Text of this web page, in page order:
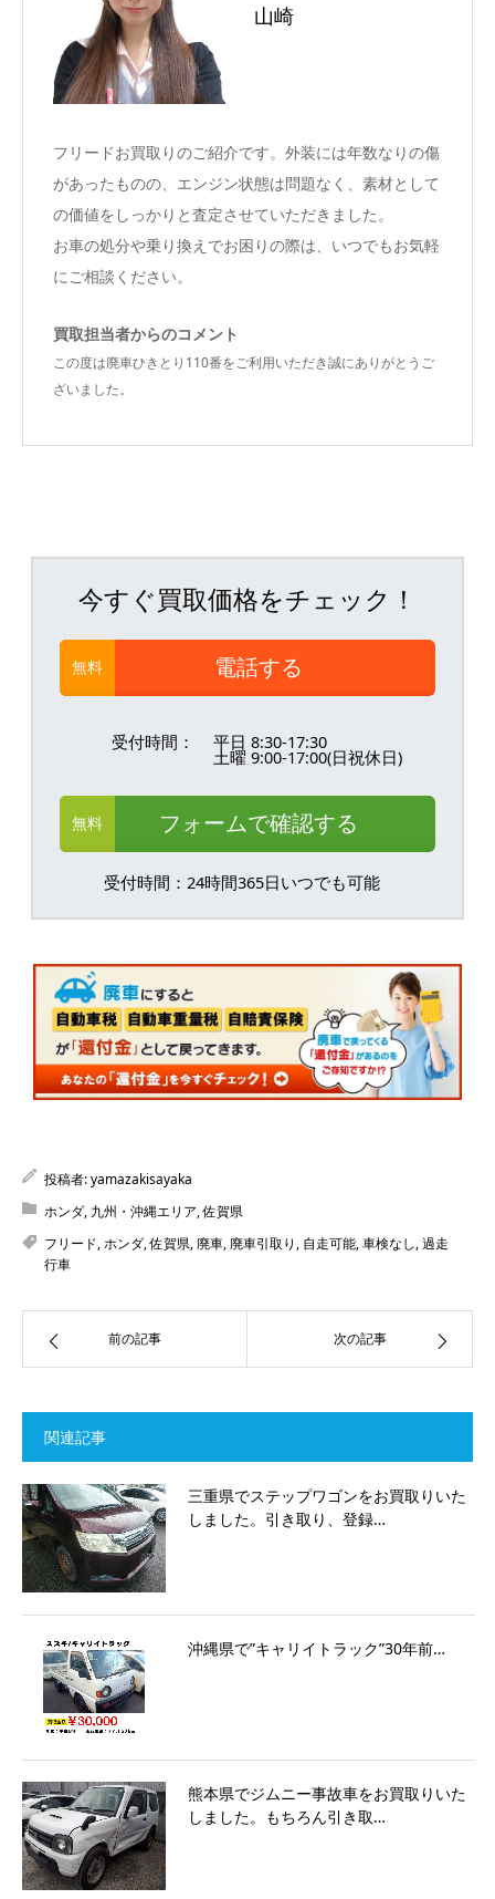
山崎
フリードお買取りのご紹介です。外装には年数なりの傷
があったものの、エンジン状態は問題なく、素材として
の価値をしっかりと査定させていただきました。
お車の処分や乗り換えでお困りの際は、いつでもお気軽
にご相談ください。
買取担当者からのコメント
この度は廃車ひきとり110番をご利用いただき誠にありがとうご
ざいました。
今すぐ買取価格をチェック！
無料 電話する
受付時間： 平日 8:30-17:30
土曜 9:00-17:00(日祝休日)
無料 フォームで確認する
受付時間：24時間365日いつでも可能
投稿者:yamazakisayaka
ホンダ, 九州・沖縄エリア,佐賀県
フリード,ホンダ,佐賀県,廃車,廃車引取り , 自走可能,車検なし,過走
行車
前の記事 次の記事
関連記事
三重県でステップワゴンをお買取りいた
しました。引き取り、登録…
沖縄県で”キャリイトラック”30年前…
熊本県でジムニー事故車をお買取りいた
しました。もちろん引き取…